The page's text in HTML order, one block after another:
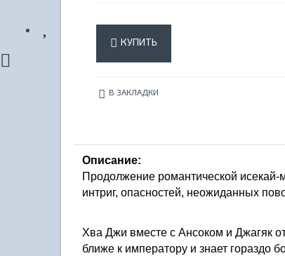
КУПИТЬ
В ЗАКЛАДКИ
Описание:
Продолжение романтической
интриг, опасностей, неожиданных
Хва Джи вместе с Ансоком и Джагяк
ближе к императору и знает гораздо